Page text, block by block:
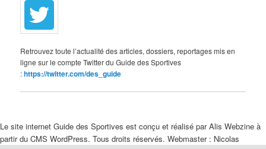
Retrouvez toute l’actualité des articles, dossiers, reportages mis en
ligne sur le compte Twitter du Guide des Sportives
:https://twitter.com/des_guide
Le site internet Guide des Sportives est conçu et réalisé par Alis Webzine à
partir du CMS WordPress. Tous droits réservés. Webmaster : Nicolas